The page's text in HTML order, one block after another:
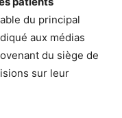
du principal
aux médias
du siège de
sur leur